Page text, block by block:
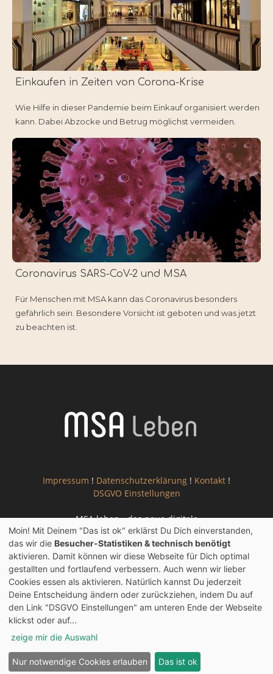
Einkaufen in Zeiten von Corona-Krise
Wie Hilfe in dieser Pandemie beim Einkauf organisiert werden
kann. Dabei Abzocke und Betrug möglichst vermeiden.
Coronavirus SARS-CoV-2 und MSA
Für Menschen mit MSA kann das Coronavirus besonders
gefährlich sein. Besondere Vorsicht ist geboten und was jetzt
zu beachten ist.
Impressum ! Datenschutzerklärung ! Kontakt !
DSGVO Einstellungen
MSA leben - das neue digitale
Informationsportal für Menschen mit
Multisystematrophie
Habe Freude am Leben und die Glücksmomente kommen
von selber.
Moin! Mit Deinem "Das ist ok" erklärst Du Dich einverstanden,
das wir die Besucher-Statistiken & technisch benötigt
aktivieren. Damit können wir diese Webseite für Dich optimal
gestallten und fortlaufend verbessern. Auch wenn wir lieber
Cookies essen als aktivieren. Natürlich kannst Du jederzeit
Deine Entscheidung ändern oder zurückziehen, indem Du auf
den Link "DSGVO Einstellungen" am unteren Ende der Webseite
klickst oder auf...
zeige mir die Auswahl
Nur notwendige Cookies erlauben Das ist ok